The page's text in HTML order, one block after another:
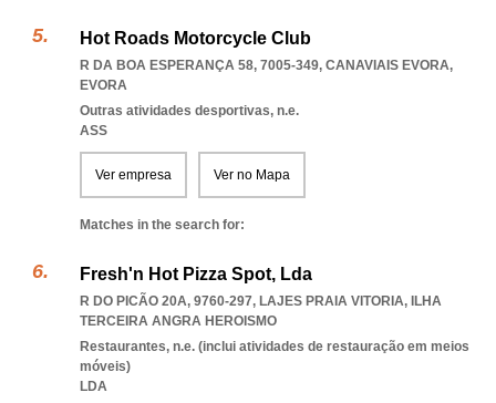
Hot Roads Motorcycle Club
R DA BOA ESPERANÇA 58, 7005-349, CANAVIAIS EVORA,
EVORA
Outras atividades desportivas, n.e.
ASS
Ver empresa Ver no Mapa
Matches in the search for:
Fresh'n Hot Pizza Spot, Lda
R DO PICÃO 20A, 9760-297, LAJES PRAIA VITORIA, ILHA
TERCEIRA ANGRA HEROISMO
Restaurantes, n.e. (inclui atividades de restauração em meios
móveis)
LDA